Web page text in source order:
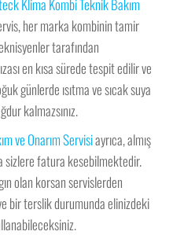
Klima Kombi Teknik Bakım
her marka kombinin tamir
tarafından
en kısa sürede tespit edilir ve
günlerde ısıtma ve sıcak suya
kalmazsınız.
ve Onarım Servisiayrıca, almış
sizlere fatura kesebilmektedir.
olan korsan servislerden
bir terslik durumunda elinizdeki